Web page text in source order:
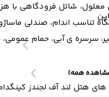
همه)
معلول، شاتل فرودگاهی با
تناسب اندام، صندلی
سرسره ی آبی، حمام عمومی،
های هتل لند آف لجندز